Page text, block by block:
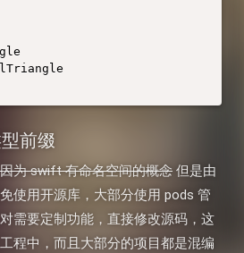
前缀
为 swift 有命名空间的概念 但是由
使用开源库，大部分使用 pods 管
需要定制功能，直接修改源码，这
程中，而且大部分的项目都是混编